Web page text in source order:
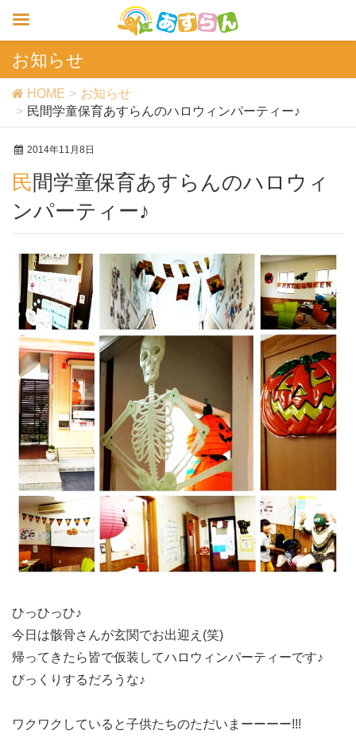
お知らせ
HOME
お知らせ
民間学童保育あすらんのハロウィンパーティー♪
2014年11月8日
民間学童保育あすらんのハロウィ
ンパーティー♪
ひっひっひ♪
今日は骸骨さんが玄関でお出迎え(笑)
帰ってきたら皆で仮装してハロウィンパーティーです♪
びっくりするだろうな♪
ワクワクしていると子供たちのただいまーーーー!!!